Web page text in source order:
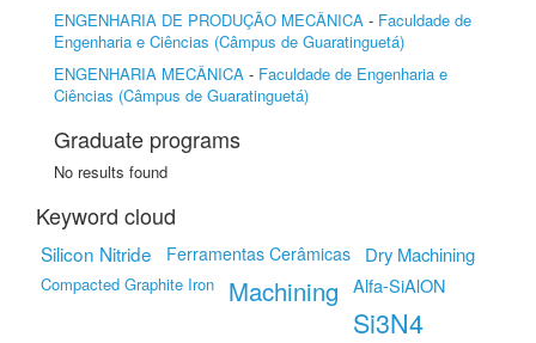
ENGENHARIA DE PRODUÇÃO MECÂNICA - Faculdade de
Engenharia e Ciências (Câmpus de Guaratinguetá)
ENGENHARIA MECÂNICA - Faculdade de Engenharia e
Ciências (Câmpus de Guaratinguetá)
Graduate programs
No results found
Keyword cloud
Silicon Nitride Ferramentas Cerâmicas Dry Machining
Compacted Graphite Iron Machining Alfa-SiAlON
Si3N4